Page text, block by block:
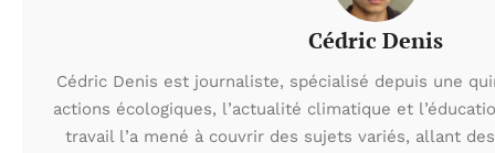
Cédric Denis
Cédric Denis est journaliste, spécialisé depuis une
actions écologiques, l’actualité climatique et
travail l’a mené à couvrir des sujets variés, allant